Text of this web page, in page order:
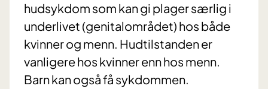
hudsykdom som kan gi plager særlig i
underlivet (genitalområdet) hos både
kvinner og menn. Hudtilstanden er
vanligere hos kvinner enn hos menn.
Barn kan også få sykdommen.